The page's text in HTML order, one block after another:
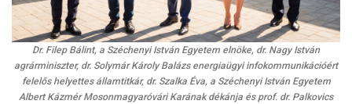
Dr. Filep Bálint, a Széchenyi István Egyetem elnöke, dr. Nagy István
agrárminiszter, dr. Solymár Károly Balázs energiaügyi infokommunikációért
felelős helyettes államtitkár, dr. Szalka Éva, a Széchenyi István Egyetem
Albert Kázmér Mosonmagyaróvári Karának dékánja és prof. dr. Palkovics